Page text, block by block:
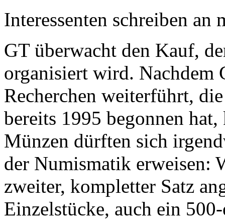
Interessenten schreiben
GT überwacht den Kauf,
organisiert wird. Nachdem
Recherchen weiterführt,
bereits 1995 begonnen
Münzen dürften sich
der Numismatik erweisen:
zweiter, kompletter Satz
Einzelstücke, auch ein